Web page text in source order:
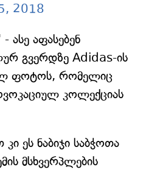
2018
ასე აფასებენ
გვერდზე Adidas-ის
ფოტოს, რომელიც
კოლექციას
კი ეს ნაბიჯი საბჭოთა
მსხვერპლების